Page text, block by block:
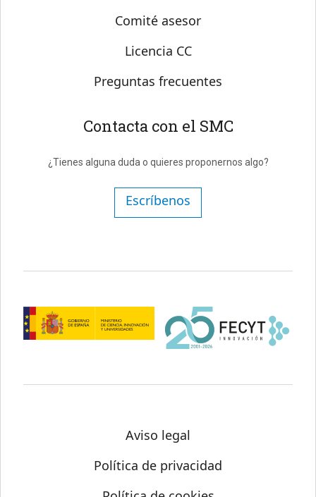
Comité asesor
Licencia CC
Preguntas frecuentes
Contacta con el SMC
¿Tienes alguna duda o quieres proponernos algo?
Escríbenos
Aviso legal
Política de privacidad